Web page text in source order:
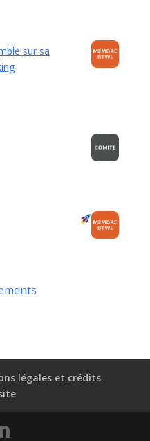
sur sa
légales et crédits